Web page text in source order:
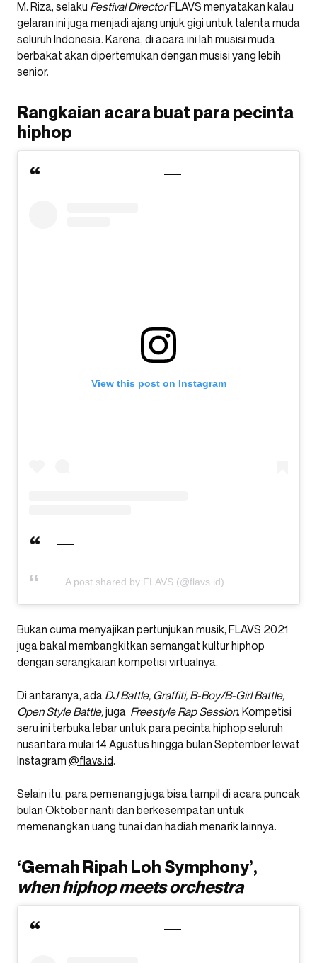
M. Riza, selaku Festival DirectorFLAVS menyatakan kalau
gelaran ini juga menjadi ajang unjuk gigi untuk talenta muda
seluruh Indonesia. Karena, di acara ini lah musisi muda
berbakat akan dipertemukan dengan musisi yang lebih
senior.
Rangkaian acara buat para pecinta
hiphop
View this post on Instagram
A post shared by FLAVS (@flavs.id)
Bukan cuma menyajikan pertunjukan musik, FLAVS 2021
juga bakal membangkitkan semangat kultur hiphop
dengan serangkaian kompetisi virtualnya.
Di antaranya, ada DJ Battle, Graffiti, B-Boy/B-Girl Battle,
Open Style Battle,juga Freestyle Rap Session. Kompetisi
seru ini terbuka lebar untuk para pecinta hiphop seluruh
nusantara mulai 14 Agustus hingga bulan September lewat
Instagram @flavs.id.
Selain itu, para pemenang juga bisa tampil di acara puncak
bulan Oktober nanti dan berkesempatan untuk
memenangkan uang tunai dan hadiah menarik lainnya.
‘Gemah Ripah Loh Symphony’,
when hiphop meets orchestra